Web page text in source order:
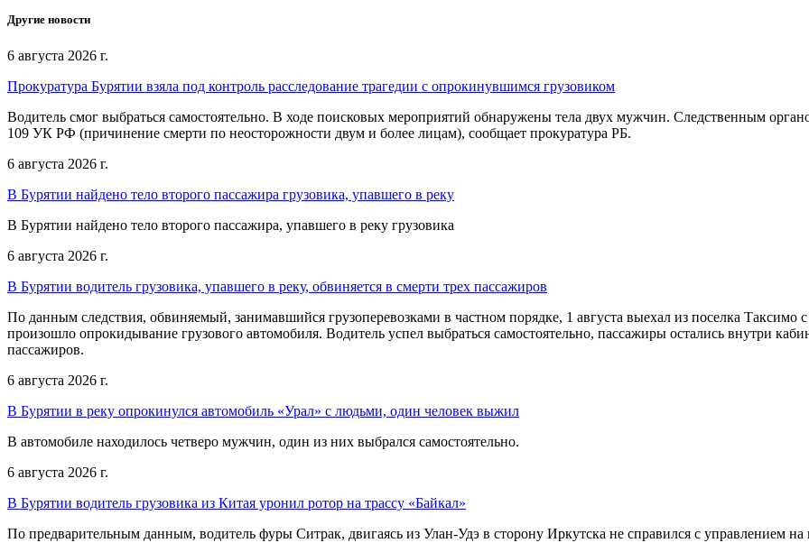
Другие новости
6 августа 2026 г.
Прокуратура Бурятии взяла под контроль расследование трагедии с опрокинувшимся грузовиком
Водитель смог выбраться самостоятельно. В ходе поисковых мероприятий обнаружены тела двух мужчин. Следственным
109 УК РФ (причинение смерти по неосторожности двум и более лицам), сообщает прокуратура РБ.
6 августа 2026 г.
В Бурятии найдено тело второго пассажира грузовика, упавшего в реку
В Бурятии найдено тело второго пассажира, упавшего в реку грузовика
6 августа 2026 г.
В Бурятии водитель грузовика, упавшего в реку, обвиняется в смерти трех пассажиров
По данным следствия, обвиняемый, занимавшийся грузоперевозками в частном порядке, 1 августа выехал из поселка
произошло опрокидывание грузового автомобиля. Водитель успел выбраться самостоятельно, пассажиры остались внутри
пассажиров.
6 августа 2026 г.
В Бурятии в реку опрокинулся автомобиль «Урал» с людьми, один человек выжил
В автомобиле находилось четверо мужчин, один из них выбрался самостоятельно.
6 августа 2026 г.
В Бурятии водитель грузовика из Китая уронил ротор на трассу «Байкал»
По предварительным данным, водитель фуры Ситрак, двигаясь из Улан-Удэ в сторону Иркутска не справился с управлением на